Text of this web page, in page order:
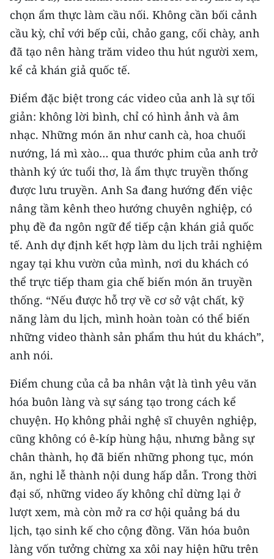
ENGLISH
中文
FRANÇAIS
РУССКИЙ
ESPAÑOL
한국어
chọn ẩm thực làm cầu nối. Không cần bối cảnh
cầu kỳ, chỉ với bếp củi, chảo gang, cối chày, anh
đã tạo nên hàng trăm video thu hút người xem,
kể cả khán giả quốc tế.
Điểm đặc biệt trong các video của anh là sự tối
giản: không lời bình, chỉ có hình ảnh và âm
nhạc. Những món ăn như canh cà, hoa chuối
nướng, lá mì xào… qua thước phim của anh trở
thành ký ức tuổi thơ, là ẩm thực truyền thống
được lưu truyền. Anh Sa đang hướng đến việc
nâng tầm kênh theo hướng chuyên nghiệp, có
phụ đề đa ngôn ngữ để tiếp cận khán giả quốc
tế. Anh dự định kết hợp làm du lịch trải nghiệm
ngay tại khu vườn của mình, nơi du khách có
thể trực tiếp tham gia chế biến món ăn truyền
thống. “Nếu được hỗ trợ về cơ sở vật chất, kỹ
năng làm du lịch, mình hoàn toàn có thể biến
những video thành sản phẩm thu hút du khách”,
anh nói.
Điểm chung của cả ba nhân vật là tình yêu văn
hóa buôn làng và sự sáng tạo trong cách kể
chuyện. Họ không phải nghệ sĩ chuyên nghiệp,
cũng không có ê-kíp hùng hậu, nhưng bằng sự
chân thành, họ đã biến những phong tục, món
ăn, nghi lễ thành nội dung hấp dẫn. Trong thời
đại số, những video ấy không chỉ dừng lại ở
lượt xem, mà còn mở ra cơ hội quảng bá du
lịch, tạo sinh kế cho cộng đồng. Văn hóa buôn
làng vốn tưởng chừng xa xôi nay hiện hữu trên